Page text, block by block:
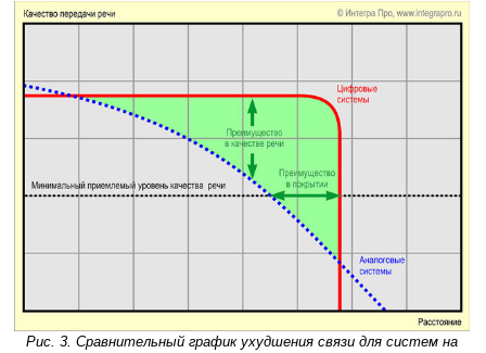
Рис. 3. Cравнительный график ухудшения связи для систем на